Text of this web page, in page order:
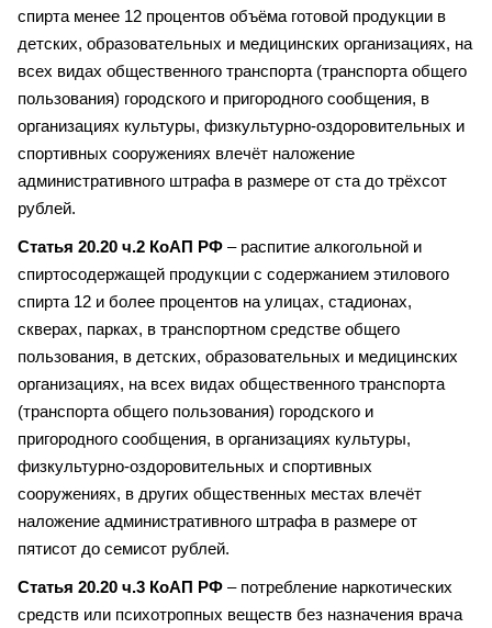
спирта менее 12 процентов объёма готовой продукции в
детских, образовательных и медицинских организациях, на
всех видах общественного транспорта (транспорта общего
пользования) городского и пригородного сообщения, в
организациях культуры, физкультурно-оздоровительных и
спортивных сооружениях влечёт наложение
административного штрафа в размере от ста до трёхсот
рублей.
Статья 20.20 ч.2 КоАП РФ – распитие алкогольной и
спиртосодержащей продукции с содержанием этилового
спирта 12 и более процентов на улицах, стадионах,
скверах, парках, в транспортном средстве общего
пользования, в детских, образовательных и медицинских
организациях, на всех видах общественного транспорта
(транспорта общего пользования) городского и
пригородного сообщения, в организациях культуры,
физкультурно-оздоровительных и спортивных
сооружениях, в других общественных местах влечёт
наложение административного штрафа в размере от
пятисот до семисот рублей.
Статья 20.20 ч.3 КоАП РФ – потребление наркотических
средств или психотропных веществ без назначения врача